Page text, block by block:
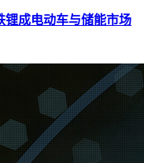
锂成电动车与储能市场